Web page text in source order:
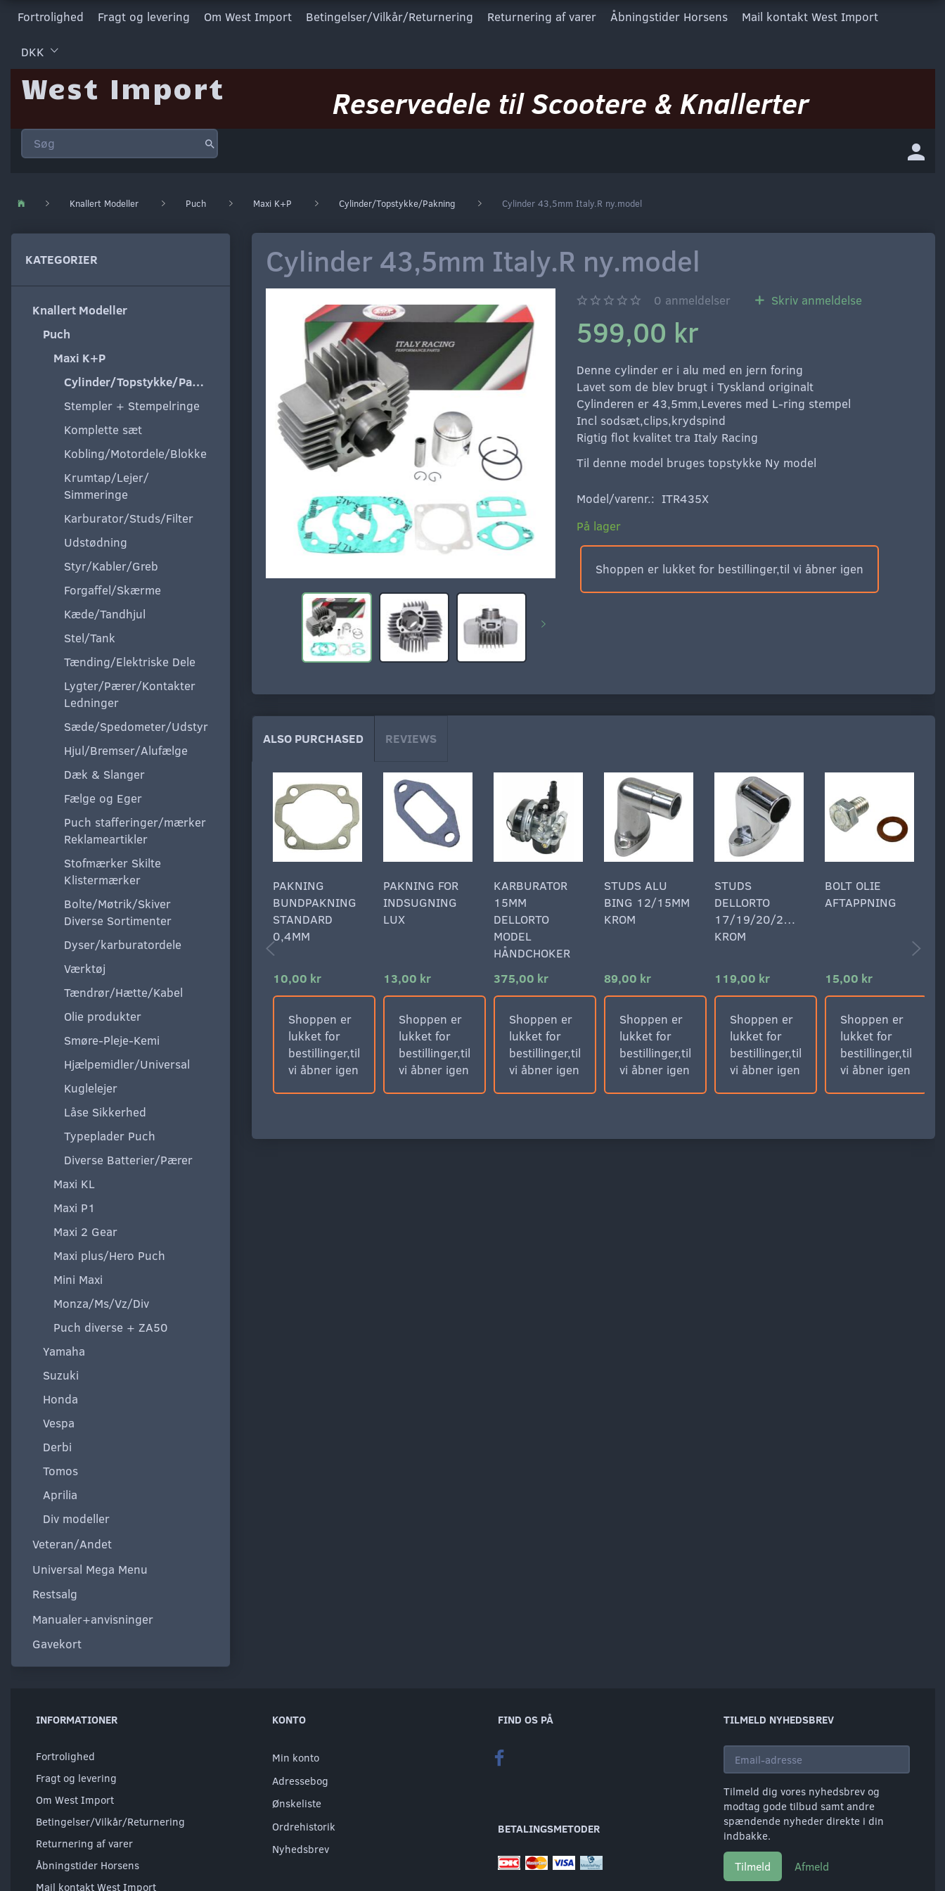
Fortrolighed Fragt og levering Om West Import Betingelser/Vilkår/Returnering Returnering af varer Åbningstider Horsens Mail kontakt West Import
DKK
West Import Reservedele til Scootere & Knallerter
Knallert Modeller Puch Maxi K+P Cylinder/Topstykke/Pakning Cylinder 43,5mm Italy.R ny.model
KATEGORIER
Knallert Modeller
Puch
Maxi K+P
Cylinder/Topstykke/Pakning
Stempler + Stempelringe
Komplette sæt
Kobling/Motordele/Blokke
Krumtap/Lejer/
Simmeringe
Karburator/Studs/Filter
Udstødning
Styr/Kabler/Greb
Forgaffel/Skærme
Kæde/Tandhjul
Stel/Tank
Tænding/Elektriske Dele
Lygter/Pærer/Kontakter
Ledninger
Sæde/Spedometer/Udstyr
Hjul/Bremser/Alufælge
Dæk & Slanger
Fælge og Eger
Puch stafferinger/mærker
Reklameartikler
Stofmærker Skilte
Klistermærker
Bolte/Møtrik/Skiver
Diverse Sortimenter
Dyser/karburatordele
Værktøj
Tændrør/Hætte/Kabel
Olie produkter
Smøre-Pleje-Kemi
Hjælpemidler/Universal
Kuglelejer
Låse Sikkerhed
Typeplader Puch
Diverse Batterier/Pærer
Maxi KL
Maxi P1
Maxi 2 Gear
Maxi plus/Hero Puch
Mini Maxi
Monza/Ms/Vz/Div
Puch diverse + ZA50
Yamaha
Suzuki
Honda
Vespa
Derbi
Tomos
Aprilia
Div modeller
Veteran/Andet
Universal Mega Menu
Restsalg
Manualer+anvisninger
Gavekort
Cylinder 43,5mm Italy.R ny.model
0 anmeldelser Skriv anmeldelse
599,00 kr
Denne cylinder er i alu med en jern foring
Lavet som de blev brugt i Tyskland originalt
Cylinderen er 43,5mm,Leveres med L-ring stempel
Incl sodsæt,clips,krydspind
Rigtig flot kvalitet tra Italy Racing
Til denne model bruges topstykke Ny model
Model/varenr.: ITR435X
På lager
Shoppen er lukket for bestillinger,til vi åbner igen
ALSO PURCHASED REVIEWS
PAKNING
BUNDPAKNING
STANDARD
0,4MM
10,00 kr
Shoppen er
lukket for
bestillinger,til
vi åbner igen
PAKNING FOR
INDSUGNING
LUX
13,00 kr
Shoppen er
lukket for
bestillinger,til
vi åbner igen
KARBURATOR
15MM
DELLORTO
MODEL
HÅNDCHOKER
375,00 kr
Shoppen er
lukket for
bestillinger,til
vi åbner igen
STUDS ALU
BING 12/15MM
KROM
89,00 kr
Shoppen er
lukket for
bestillinger,til
vi åbner igen
STUDS
DELLORTO
17/19/20/21MM
KROM
119,00 kr
Shoppen er
lukket for
bestillinger,til
vi åbner igen
BOLT OLIE
AFTAPPNING
15,00 kr
Shoppen er
lukket for
bestillinger,til
vi åbner igen
INFORMATIONER
Fortrolighed
Fragt og levering
Om West Import
Betingelser/Vilkår/Returnering
Returnering af varer
Åbningstider Horsens
Mail kontakt West Import
KONTO
Min konto
Adressebog
Ønskeliste
Ordrehistorik
Nyhedsbrev
FIND OS PÅ
BETALINGSMETODER
TILMELD NYHEDSBREV
adresse
Tilmeld dig vores nyhedsbrev og
modtag gode tilbud samt andre
spændende nyheder direkte i din
indbakke.
Tilmeld Afmeld